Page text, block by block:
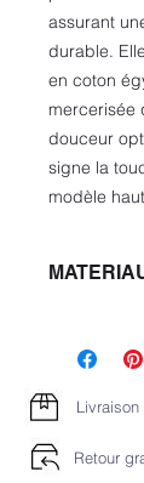
assurant
durable.
en coton
mercerisée
douceur
signe la
modèle
NE PAS
SÉCHAGE
NE PAS
PAS DE
CHIMIQUE
Retour